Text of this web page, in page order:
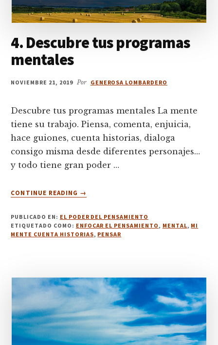
4. Descubre tus programas
mentales
NOVIEMBRE 21, 2019 Por GENEROSA LOMBARDERO
Descubre tus programas mentales La mente
tiene su trabajo. Piensa, comenta, enjuicia,
hace guiones, cuenta historias, dialoga
consigo misma desde diferentes personajes…
y todo tiene gran poder …
CONTINUE READING
ACERCA
DESCUBRE
TUS
→
PUBLICADO EN: EL PODER DEL PENSAMIENTO
ETIQUETADO COMO: ENFOCAR EL PENSAMIENTO , MENTAL, MI
MENTE CUENTA HISTORIAS, PENSAR